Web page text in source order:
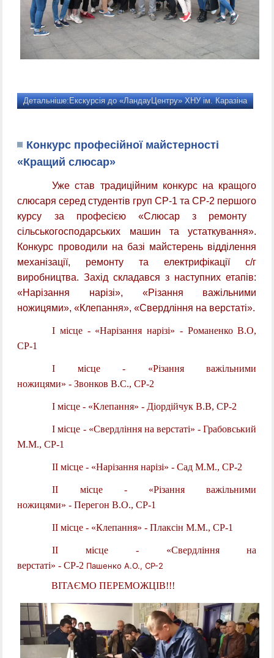
Детальніше:Екскурсія до «ЛандауЦентру» ХНУ ім. Каразіна
Конкурс професійної майстерності
«Кращий слюсар»
Уже став традиційним конкурс на кращого
слюсаря серед студентів груп СР-1 та СР-2 першого
курсу за професією «Слюсар з ремонту
сільськогосподарських машин та устаткування».
Конкурс проводили на базі майстерень відділення
механізації, ремонту та електрифікації с/г
виробництва. Захід складався з наступнихетапів:
«Нарізання нарізі», «Різання важільними
ножицями», «Клепання», «Свердління на верстаті».
І місце - «Нарізання нарізі» - Романенко В.О,
СР-1
І місце - «Різання важільними
ножицями» - Звонков В.С., СР-2
І місце - «Клепання» - Діордійчук В.В, СР-2
І місце -«Свердління на верстаті» - Грабовський
М.М., СР-1
ІІ місце - «Нарізання нарізі» - Сад М.М., СР-2
ІІ місце -«Різання важільними
ножицями» - Перегон В.О., СР-1
ІІ місце - «Клепання» - Плаксін М.М., СР-1
ІІ місце -«Свердління на
верстаті» - СР-2 Пашенко А.О., СР-2
ВІТАЄМО ПЕРЕМОЖЦІВ!!!